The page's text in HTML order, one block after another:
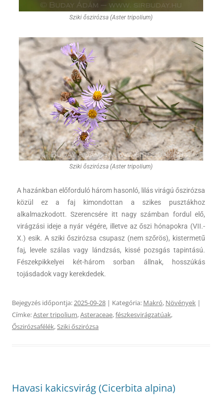
Sziki őszirózsa (Aster tripolium)
Sziki őszirózsa (Aster tripolium)
A hazánkban előforduló három hasonló, lilás virágú őszirózsa
közül ez a faj kimondottan a szikes pusztákhoz
alkalmazkodott. Szerencsére itt nagy számban fordul elő,
virágzási ideje a nyár végére, illetve az őszi hónapokra (VII.-
X.) esik. A sziki őszirózsa csupasz (nem szőrös), kistermetű
faj, levele szálas vagy lándzsás, kissé pozsgás tapintású.
Fészekpikkelyei két-három sorban állnak, hosszúkás
tojásdadok vagy kerekdedek.
Bejegyzés időpontja:2025-09-28 | Kategória: Makró, Növények |
Címke:Aster tripolium,Asteraceae,fészkesvirágzatúak,
Őszirózsafélék,Sziki őszirózsa
Havasi kakicsvirág (Cicerbita alpina)